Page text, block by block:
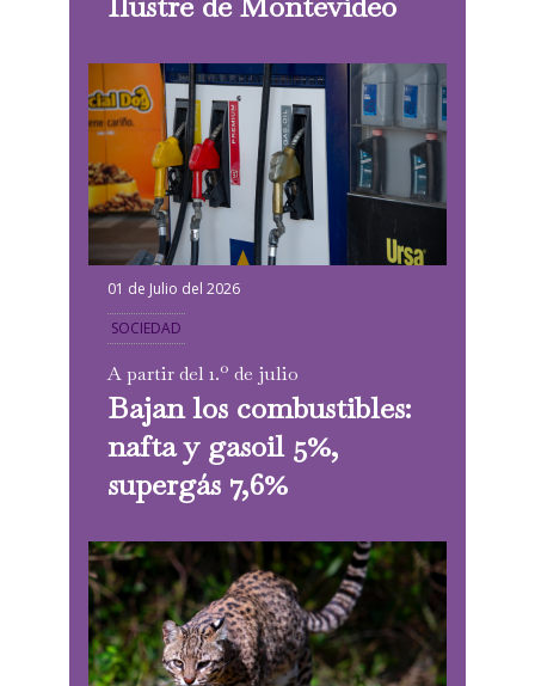
01 de Julio del 2026
SOCIEDAD
A partir del 1.º de julio
Bajan los combustibles:
nafta y gasoil 5%,
supergás 7,6%